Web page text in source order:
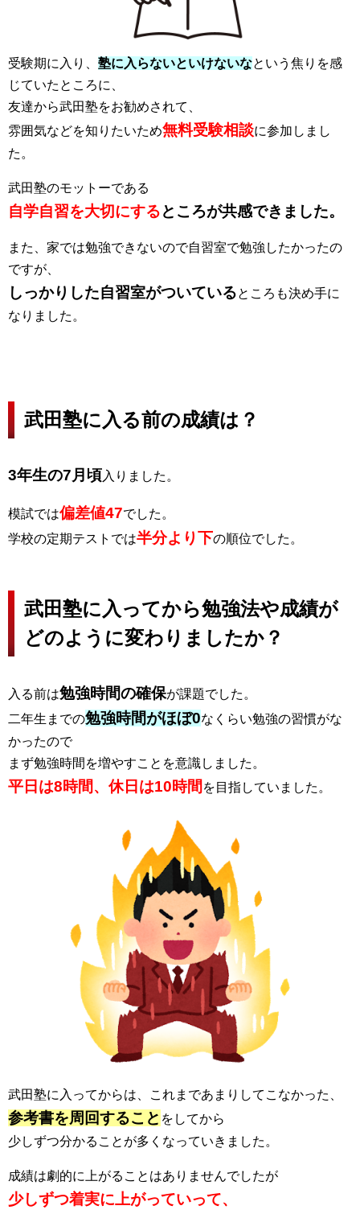
受験期に入り、 塾に入らないといけないなという焦りを感
じていたところに、
友達から武田塾をお勧めされて、
雰囲気などを知りたいため無料受験相談に参加しまし
た。
武田塾のモットーである
自学自習を大切にするところが共感できました。
また、家では勉強できないので自習室で勉強したかったの
ですが、
しっかりした自習室がついているところも決め手に
なりました。
武田塾に入る前の成績は？
3年生の7月頃入りました。
模試では偏差値47でした。
学校の定期テストでは半分より下の順位でした。
武田塾に入ってから勉強法や成績が
どのように変わりましたか？
入る前は勉強時間の確保が課題でした。
二年生までの勉強時間がほぼ0なくらい勉強の習慣がな
かったので
まず勉強時間を増やすことを意識しました。
平日は8時間、休日は10時間 を目指していました。
武田塾に入ってからは、これまであまりしてこなかった、
参考書を周回すること をしてから
少しずつ分かることが多くなっていきました。
成績は劇的に上がることはありませんでしたが
少しずつ着実に上がっていって、